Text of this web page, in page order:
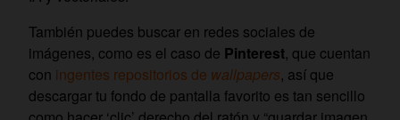
También puedes buscar en redes sociales de
imágenes, como es el caso de Pinterest, que cuentan
con ingentes repositorios de wallpapers, así que
descargar tu fondo de pantalla favorito es tan sencillo